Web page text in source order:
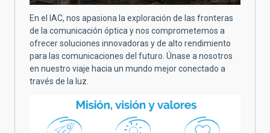
En el IAC, nos apasiona la exploración de las fronteras
de la comunicación óptica y nos comprometemos a
ofrecer soluciones innovadoras y de alto rendimiento
para las comunicaciones del futuro. Únase a nosotros
en nuestro viaje hacia un mundo mejor conectado a
través de la luz.